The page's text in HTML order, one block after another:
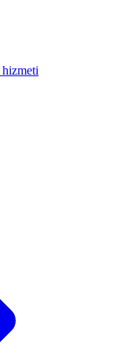
hizmeti